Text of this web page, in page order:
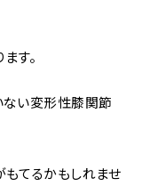
す。
ない変形性膝関節
てるかもしれませ